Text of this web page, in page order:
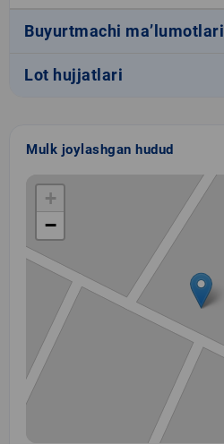
Buyurtmachi ma’lumotlari
Lot hujjatlari
Mulk joylashgan hudud
+
−